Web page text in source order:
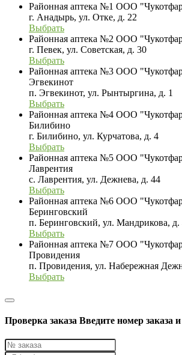
Районная аптека №1 ООО
г. Анадырь, ул. Отке, д. 22
Выбрать
Районная аптека №2 ООО
г. Певек, ул. Советская, д. 30
Выбрать
Районная аптека №3 ООО
Эгвекинот
п. Эгвекинот, ул. Рынтыргина, д. 1
Выбрать
Районная аптека №4 ООО
Билибино
г. Билибино, ул. Курчатова, д. 4
Выбрать
Районная аптека №5 ООО
Лаврентия
с. Лаврентия, ул. Дежнева, д. 44
Выбрать
Районная аптека №6 ООО
Беринговский
п. Беринговский, ул. Мандрикова, д.
Выбрать
Районная аптека №7 ООО
Провидения
п. Провидения, ул. Набережная
Выбрать
Проверка заказа Введите номер заказа